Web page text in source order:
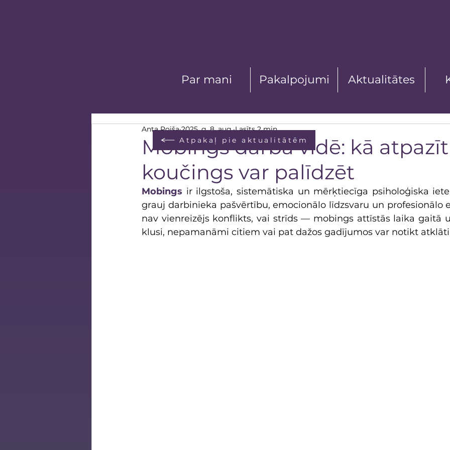
Par mani Pakalpojumi Aktualitātes
Mobings darba vidē: kā
koučings var palīdzēt
Anta Poiša 2025. g. 8. aug. Lasīts 2 min
Mobings ir ilgstoša, sistemātiska un mērķtiecīga psiholoģiska
grauj darbinieka pašvērtību, emocionālo līdzsvaru un profesionālo
nav vienreizējs konflikts, vai strīds — mobings attīstās laika gaitā
klusi, nepamanāmi citiem vai pat dažos gadījumos var notikt
Atpakaļ pie aktualitātēm